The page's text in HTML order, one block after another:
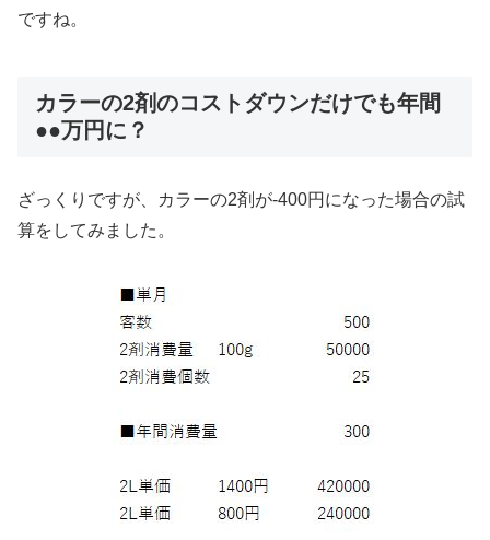
ですね。
カラーの2剤のコストダウンだけでも年間
●●万円に？
ざっくりですが、カラーの2剤が-400円になった場合の試
算をしてみました。